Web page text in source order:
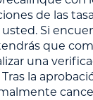
de las
Si
que
una
la